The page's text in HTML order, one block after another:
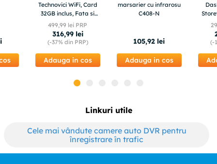
Technovici WiFi, Card
32GB inclus, Fata si
Marsarier, Control din
Telefon, Inregistrare
2.5K QHD
499,99 lei PRP
316,99 lei
(-37%din PRP)
Adauga in cos
marsarier cu infrarosu
C408-N
105,92 lei
Adauga in cos
(-
Linkuri utile
Cele mai vândute camere auto DVR pentru
înregistrare în trafic